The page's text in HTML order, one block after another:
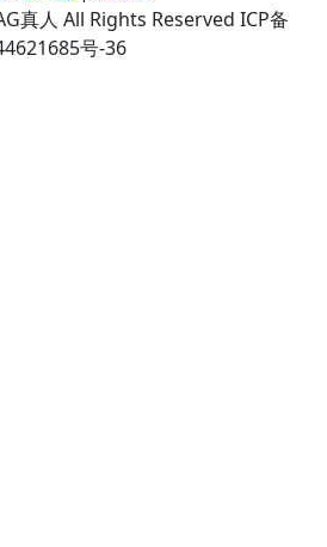
真人 All Rights Reserved ICP备
号-36